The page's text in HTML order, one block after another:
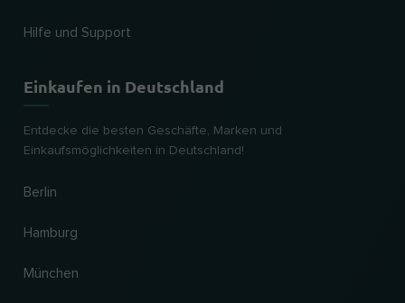
Hilfe und Support
Einkaufen in Deutschland
Entdecke die besten Geschäfte, Marken und
Einkaufsmöglichkeiten in Deutschland!
Berlin
Hamburg
München